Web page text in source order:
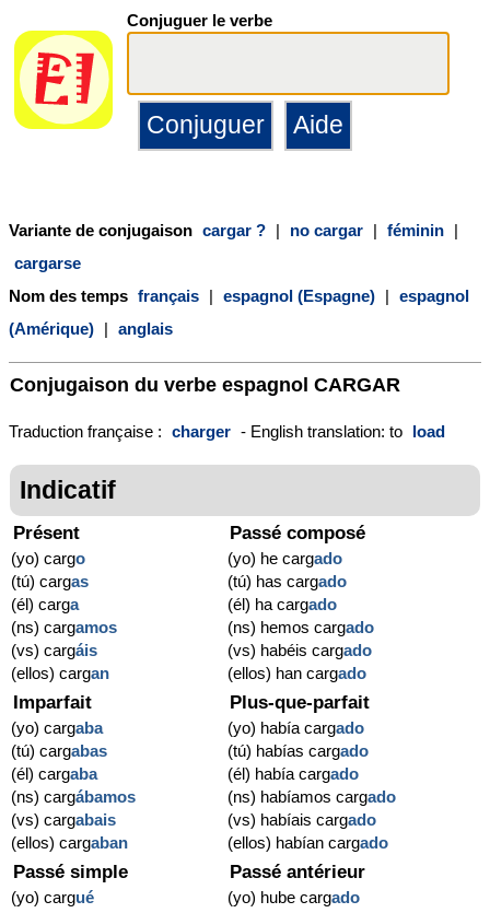
Conjuguer le verbe
Variante de conjugaison cargar ? | no cargar | féminin |
cargarse
Nom des temps français | espagnol (Espagne) | espagnol
(Amérique) | anglais
Conjugaison du verbe espagnol CARGAR
Traduction française : charger - English translation: to load
Indicatif
Présent
(yo) cargo
(tú) cargas
(él) carga
(ns) cargamos
(vs) cargáis
(ellos) cargan
Passé composé
(yo) he cargado
(tú) has cargado
(él) ha cargado
(ns) hemos cargado
(vs) habéis cargado
(ellos) han cargado
Imparfait
(yo) cargaba
(tú) cargabas
(él) cargaba
(ns) cargábamos
(vs) cargabais
(ellos) cargaban
Plus-que-parfait
(yo) había cargado
(tú) habías cargado
(él) había cargado
(ns) habíamos cargado
(vs) habíais cargado
(ellos) habían cargado
Passé simple
(yo) cargué
Passé antérieur
(yo) hube cargado